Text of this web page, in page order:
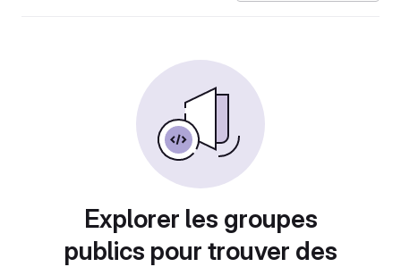
Explorer les groupes
publics pour trouver des